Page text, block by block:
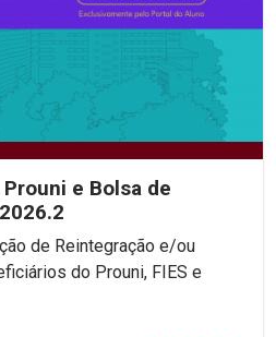
e Bolsa de
do Prouni, FIES e